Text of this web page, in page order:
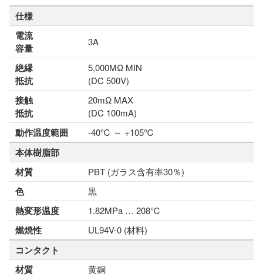
会社情報
仕様
電流
容量
3A
絶縁
抵抗
5,000MΩ MIN
(DC 500V)
接触
抵抗
20mΩ MAX
(DC 100mA)
動作温度範囲 -40℃ ～ +105℃
本体樹脂部
材質
PBT (ガラス含有率30％)
色 黒
熱変形温度 1.82MPa … 208℃
燃焼性 UL94V-0 (材料)
コンタクト
材質
黄銅